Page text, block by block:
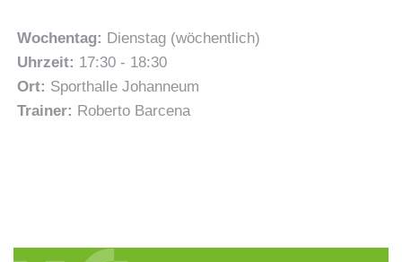
Wochentag: Dienstag (wöchentlich)
Uhrzeit: 17:30 - 18:30
Ort: Sporthalle Johanneum
Trainer: Roberto Barcena